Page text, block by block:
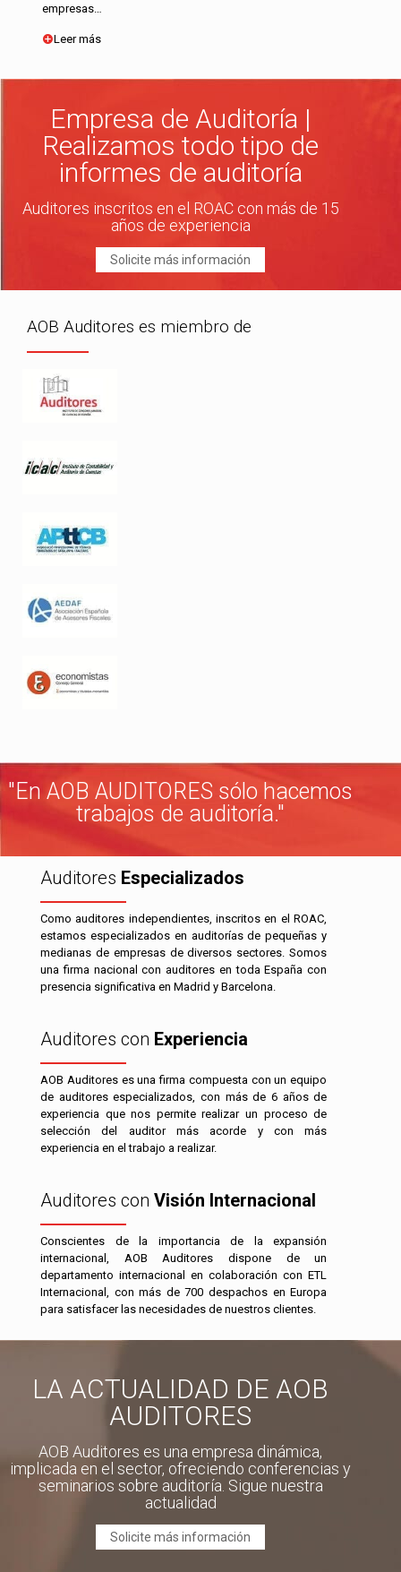
empresas…
Leer más
Empresa de Auditoría |
Realizamos todo tipo de
informes de auditoría
Auditores inscritos en el ROAC con más de 15
años de experiencia
Solicite más información
AOB Auditores es miembro de
"En AOB AUDITORES sólo hacemos
trabajos de auditoría."
Auditores Especializados
Como auditores independientes, inscritos en el ROAC,
estamos especializados en auditorías de pequeñas y
medianas de empresas de diversos sectores. Somos
una firma nacional con auditores en toda España con
presencia significativa en Madrid y Barcelona.
Auditores con Experiencia
AOB Auditores es una firma compuesta con un equipo
de auditores especializados, con más de 6 años de
experiencia que nos permite realizar un proceso de
selección del auditor más acorde y con más
experiencia en el trabajo a realizar.
Auditores con Visión Internacional
Conscientes de la importancia de la expansión
internacional, AOB Auditores dispone de un
departamento internacional en colaboración con ETL
Internacional, con más de 700 despachos en Europa
para satisfacer las necesidades de nuestros clientes.
LA ACTUALIDAD DE AOB
AUDITORES
AOB Auditores es una empresa dinámica,
implicada en el sector, ofreciendo conferencias y
seminarios sobre auditoría. Sigue nuestra
actualidad
Solicite más información